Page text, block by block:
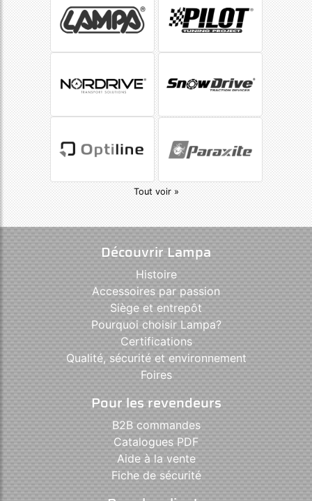
Tout voir »
Découvrir Lampa
Histoire
Accessoires par passion
Siège et entrepôt
Pourquoi choisir Lampa?
Certifications
Qualité, sécurité et environnement
Foires
Pour les revendeurs
B2B commandes
Catalogues PDF
Aide à la vente
Fiche de sécurité